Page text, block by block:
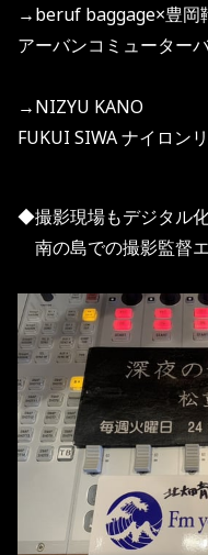
→beruf baggage×豊岡
アーバンコミューター
→NIZYU KANO
FUKUI SIWA ナイロン
◆撮影現場もデジタル
南の島での撮影監督